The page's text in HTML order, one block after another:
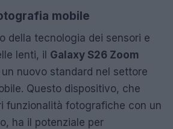
mobile
della tecnologia dei sensori e
lenti, il Galaxy S26 Zoom
nuovo standard nel settore
Questo dispositivo, che
funzionalità fotografiche con un
ha il potenziale per